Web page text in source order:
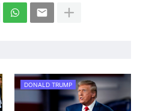
DONALD TRUMP